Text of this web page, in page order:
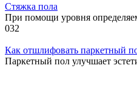
Стяжка пола
При помощи уровня
032
Как отшлифовать паркетный
Паркетный пол улучшает